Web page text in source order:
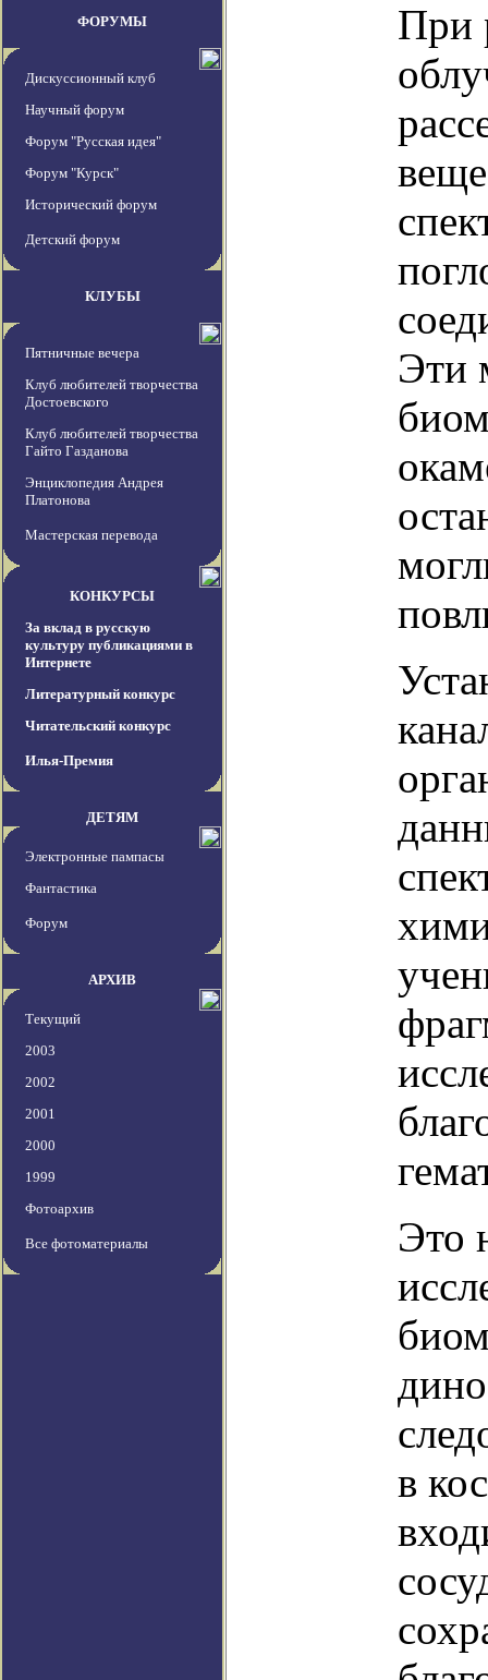
ФОРУМЫ
Дискуссионный клуб
Научный форум
Форум "Русская идея"
Форум "Курск"
Исторический форум
Детский форум
КЛУБЫ
Пятничные вечера
Клуб любителей творчества
Достоевского
Клуб любителей творчества
Гайто Газданова
Энциклопедия Андрея
Платонова
Мастерская перевода
КОНКУРСЫ
За вклад в русскую
культуру публикациями в
Интернете
Литературный конкурс
Читательский конкурс
Илья-Премия
ДЕТЯМ
Электронные пампасы
Фантастика
Форум
АРХИВ
Текущий
2003
2002
2001
2000
1999
Фотоархив
Все фотоматериалы
При
Эти
Это
в